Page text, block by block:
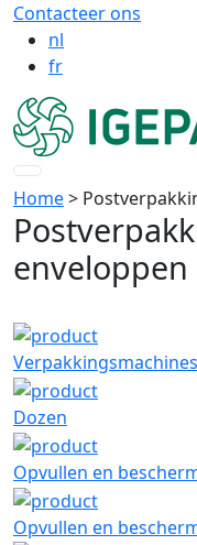
Contacteer ons
nl
fr
Home>
enveloppen
Verpakkingsmachines
Dozen
Opvullen en
Opvullen en